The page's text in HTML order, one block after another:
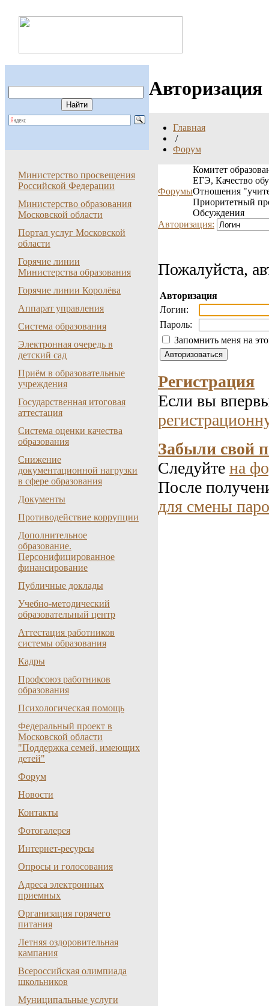
Авторизация
Главная
/
Форум
Министерство просвещения
Российской Федерации
Министерство образования
Московской области
Портал услуг Московской
области
Горячие линии
Министерства образования
Горячие линии Королёва
Аппарат управления
Система образования
Электронная очередь в
детский сад
Приём в образовательные
учреждения
Государственная итоговая
аттестация
Система оценки качества
образования
Снижение
документационной нагрузки
в сфере образования
Документы
Противодействие коррупции
Дополнительное
образование.
Персонифицированное
финансирование
Публичные доклады
Учебно-методический
образовательный центр
Аттестация работников
системы образования
Кадры
Профсоюз работников
образования
Психологическая помощь
Федеральный проект в
Московской области
"Поддержка семей, имеющих
детей"
Форум
Новости
Контакты
Фотогалерея
Интернет-ресурсы
Опросы и голосования
Адреса электронных
приемных
Организация горячего
питания
Летняя оздоровительная
кампания
Всероссийская олимпиада
школьников
Муниципальные услуги
Форумы
Комитет
ЕГЭ, Качество
Отношения
Приоритетный
Обсуждения
Авторизация:
Пожалуйста,
Авторизация
Логин:
Пароль:
Запомнить меня на
Регистрация
Если вы
Забыли свой
Следуйте на
После
для смены